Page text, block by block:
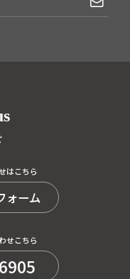
はこちら
ォーム
せこちら